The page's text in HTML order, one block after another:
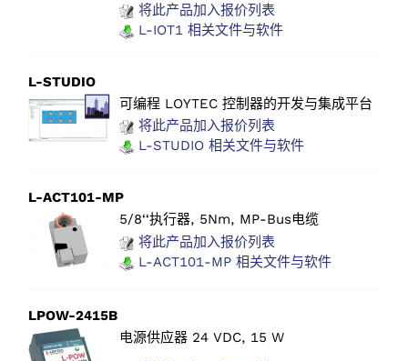
将此产品加入报价列表
L-IOT1 相关文件与软件
L-STUDIO
可编程 LOYTEC 控制器的开发与集成平台
将此产品加入报价列表
L-STUDIO 相关文件与软件
L-ACT101-MP
5/8‘‘执行器, 5Nm, MP-Bus电缆
将此产品加入报价列表
L-ACT101-MP 相关文件与软件
LPOW-2415B
电源供应器 24 VDC, 15 W